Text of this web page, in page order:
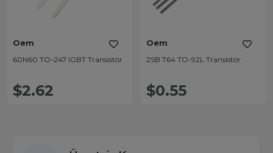
Oem
60N60 TO-247 IGBT Transistör
$2.62
Oem
2SB 764 TO-92L Transistör
$0.55